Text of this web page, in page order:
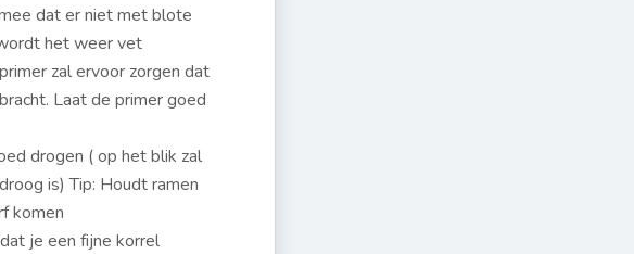
dat er niet met blote
het weer vet
zal ervoor zorgen dat
Laat de primer goed
drogen ( op het blik zal
is) Tip: Houdt ramen
komen
je een fijne korrel